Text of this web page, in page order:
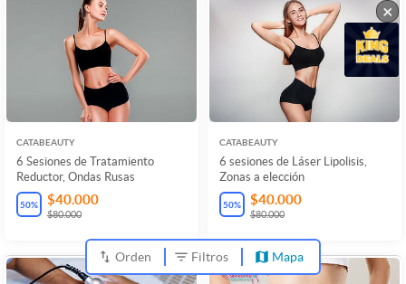
CATABEAUTY
6 Sesiones de Tratamiento
Reductor, Ondas Rusas
50% $40.000
$80.000
CATABEAUTY
6 sesiones de Láser Lipolisis,
Zonas a elección
50% $40.000
$80.000
Orden Filtros Mapa
×